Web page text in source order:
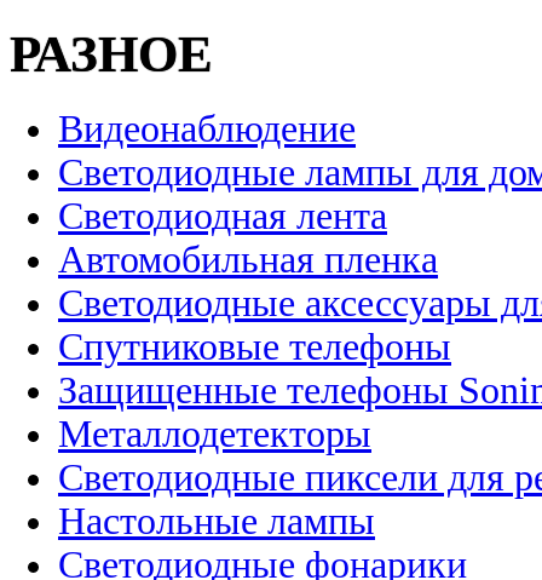
РАЗНОЕ
Видеонаблюдение
Светодиодные лампы для
Светодиодная лента
Автомобильная пленка
Светодиодные аксессуары
Спутниковые телефоны
Защищенные телефоны
Металлодетекторы
Светодиодные пиксели для
Настольные лампы
Светодиодные фонарики